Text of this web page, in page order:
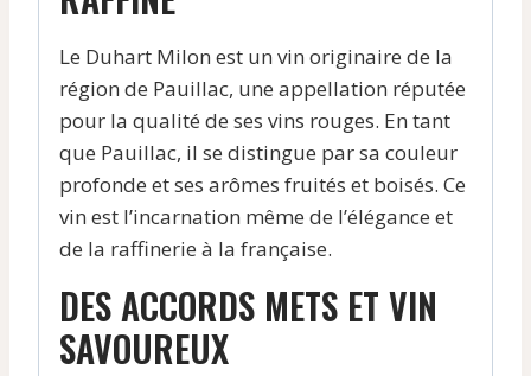
Le Duhart Milon est un vin originaire de la
région de Pauillac, une appellation réputée
pour la qualité de ses vins rouges. En tant
que Pauillac, il se distingue par sa couleur
profonde et ses arômes fruités et boisés. Ce
vin est l’incarnation même de l’élégance et
de la raffinerie à la française.
DES ACCORDS METS ET VIN
SAVOUREUX